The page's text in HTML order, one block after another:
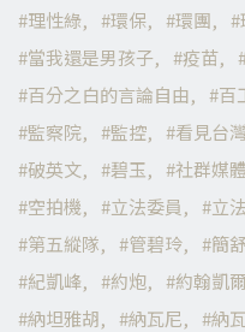
理性綠
環保 環團
當我還是男孩子
疫苗
百分之白的言論自由
百
監察院
監控 看見台灣
破英文
碧玉 社群媒體
空拍機
立法委員 立
第五縱隊
管碧玲 簡
紀凱峰
約炮 約翰凱爾
納坦雅胡
納瓦尼 納